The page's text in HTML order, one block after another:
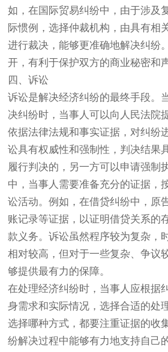
如，在国际贸易纠纷中，由于涉及
际惯例，选择仲裁机构，由具有相
进行裁决，能够更准确地解决纠纷
开，有利于保护双方的商业秘密和
四、诉讼
诉讼是解决经济纠纷的最终手段。
决纠纷时，当事人可以向人民法院
依据法律法规和事实证据，对纠纷
讼具有权威性和强制性，判决结果
履行判决的，另一方可以申请强制
中，当事人需要准备充分的证据，
讼活动。例如，在借贷纠纷中，原
账记录等证据，以证明借贷关系的
款义务。诉讼虽然程序较为复杂，
相对较高，但对于一些复杂、争议
够提供最有力的保障。
在处理经济纠纷时，当事人应根据
身需求和实际情况，选择合适的处
选择哪种方式，都要注重证据的收
纷解决过程中能够有力地支持自己